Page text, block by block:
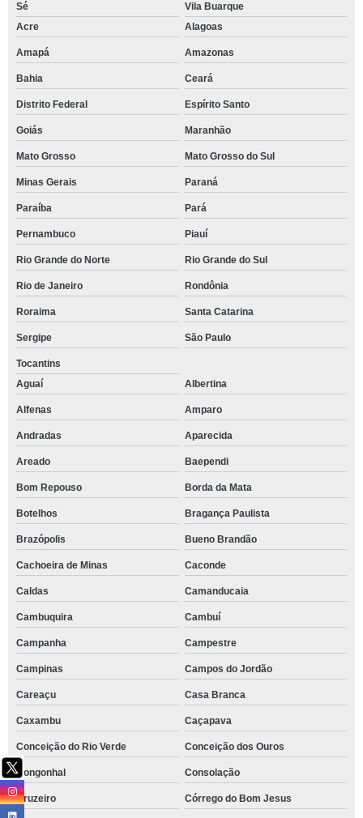
Sé
Vila Buarque
Acre
Alagoas
Amapá Amazonas
Bahia Ceará
Distrito Federal Espírito Santo
Goiás Maranhão
Mato Grosso Mato Grosso do Sul
Minas Gerais Paraná
Paraíba Pará
Pernambuco Piauí
Rio Grande do Norte Rio Grande do Sul
Rio de Janeiro Rondônia
Roraima Santa Catarina
Sergipe São Paulo
Tocantins
Aguaí
Albertina
Alfenas Amparo
Andradas Aparecida
Areado Baependi
Bom Repouso Borda da Mata
Botelhos Bragança Paulista
Brazópolis Bueno Brandão
Cachoeira de Minas Caconde
Caldas Camanducaia
Cambuquira Cambuí
Campanha Campestre
Campinas Campos do Jordão
Careaçu Casa Branca
Caxambu Caçapava
Conceição do Rio Verde Conceição dos Ouros
Congonhal Consolação
Cruzeiro Córrego do Bom Jesus